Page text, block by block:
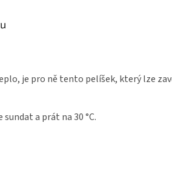
je pro ně tento pelíšek, který lze
a prát na 30 °C.